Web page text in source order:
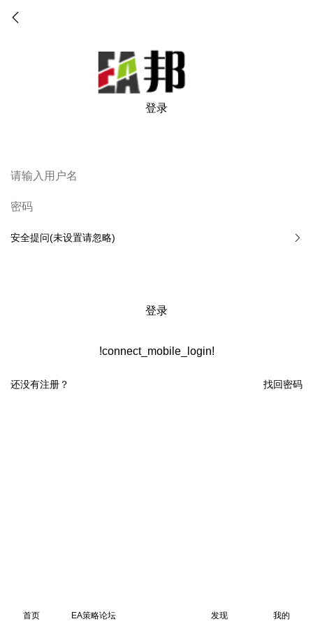
登录
安全提问(未设置请忽略)
登录
!connect_mobile_login!
找回密码
还没有注册？
首页 EA策略论坛 发现 我的